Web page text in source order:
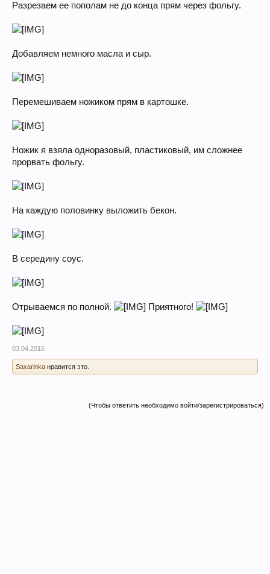
Разрезаем ее пополам не до конца прям через фольгу.
Добавляем немного масла и сыр.
Перемешиваем ножиком прям в картошке.
Ножик я взяла одноразовый, пластиковый, им сложнее
прорвать фольгу.
На каждую половинку выложить бекон.
В середину соус.
Отрываемся по полной. Приятного!
03.04.2016
Saxarinka нравится это.
(Чтобы ответить необходимо войти/зарегистрироваться)